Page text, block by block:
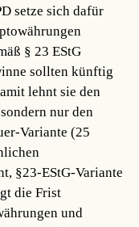
setze sich dafür
§ 23 EStG
sollten künftig
lehnt sie den
nur den
Variante (25
§23-EStG-Variante
die Frist
und